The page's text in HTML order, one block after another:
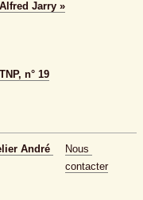
Jarry »
n° 19
André
Nous
contacter